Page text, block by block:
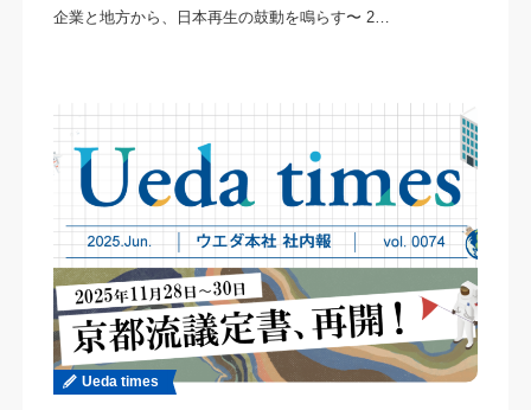
企業と地方から、日本再生の鼓動を鳴らす〜 2…
Ueda times